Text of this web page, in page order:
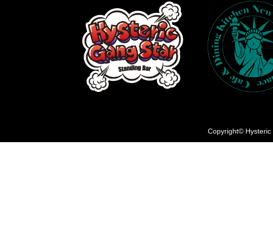
Copyright© Hysteric